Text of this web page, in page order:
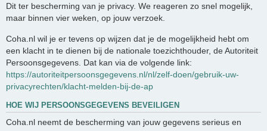
Dit ter bescherming van je privacy. We reageren zo snel mogelijk,
maar binnen vier weken, op jouw verzoek.
Coha.nl wil je er tevens op wijzen dat je de mogelijkheid hebt om
een klacht in te dienen bij de nationale toezichthouder, de Autoriteit
Persoonsgegevens. Dat kan via de volgende link:
https://autoriteitpersoonsgegevens.nl/nl/zelf-doen/gebruik-uw-
privacyrechten/klacht-melden-bij-de-ap
HOE WIJ PERSOONSGEGEVENS BEVEILIGEN
Coha.nl neemt de bescherming van jouw gegevens serieus en